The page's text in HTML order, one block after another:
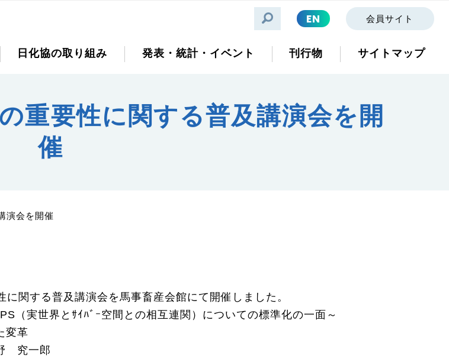
EN 会員サイト
日化協の取り組み 発表・統計・イベント 刊行物 サイトマップ
重要性に関する普及講演会を開
催
演会を開催
関する普及講演会を馬事畜産会館にて開催しました。
（実世界とｻｲﾊﾞｰ空間との相互連関）についての標準化の一面～
変革
野 究一郎